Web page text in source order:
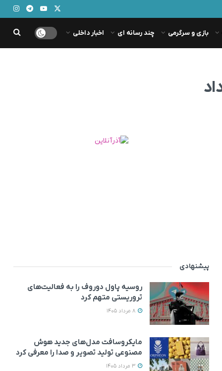
بازی و سرگرمی چند رسانه ای اخبار داخلی
پیشنهادی
روسیه پاول دوروف را به فعالیت‌های
تروریستی متهم کرد
مایکروسافت مدل‌های جدید هوش
مصنوعی تولید تصویر و صدا را معرفی کرد